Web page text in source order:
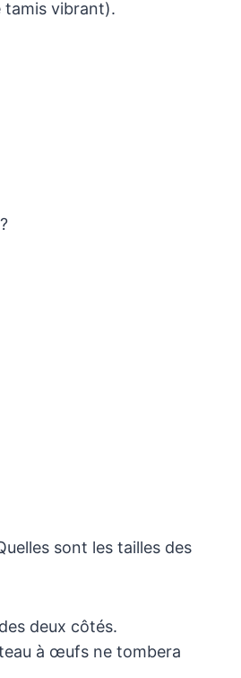
tamis vibrant).
sont les tailles des
deux côtés.
à œufs ne tombera